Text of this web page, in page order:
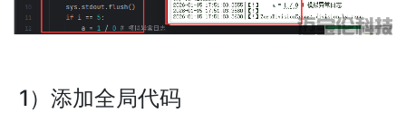
1）添加全局代码